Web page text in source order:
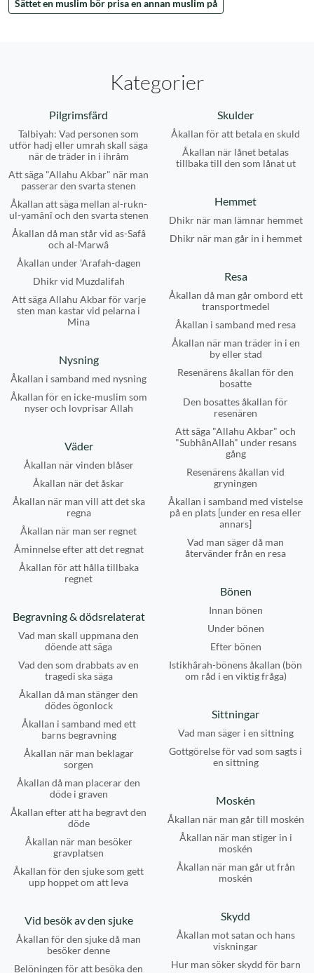
Sättet en muslim bör prisa en annan muslim på
Kategorier
Pilgrimsfärd
Talbiyah: Vad personen som
utför hadj eller umrah skall säga
när de träder in i ihrâm
Att säga "Allahu Akbar" när man
passerar den svarta stenen
Åkallan att säga mellan al-rukn-
ul-yamânî och den svarta stenen
Åkallan då man står vid as-Safâ
och al-Marwâ
Åkallan under 'Arafah-dagen
Dhikr vid Muzdalifah
Att säga Allahu Akbar för varje
sten man kastar vid pelarna i
Mina
Skulder
Åkallan för att betala en skuld
Åkallan när lånet betalas
tillbaka till den som lånat ut
Hemmet
Dhikr när man lämnar hemmet
Dhikr när man går in i hemmet
Resa
Åkallan då man går ombord ett
transportmedel
Åkallan i samband med resa
Åkallan när man träder in i en
by eller stad
Resenärens åkallan för den
bosatte
Den bosattes åkallan för
resenären
Att säga "Allahu Akbar" och
"SubhânAllah" under resans
gång
Resenärens åkallan vid
gryningen
Åkallan i samband med vistelse
på en plats [under en resa eller
annars]
Vad man säger då man
återvänder från en resa
Nysning
Åkallan i samband med nysning
Åkallan för en icke-muslim som
nyser och lovprisar Allah
Väder
Åkallan när vinden blåser
Åkallan när det åskar
Åkallan när man vill att det ska
regna
Åkallan när man ser regnet
Åminnelse efter att det regnat
Åkallan för att hålla tillbaka
regnet
Bönen
Innan bönen
Under bönen
Efter bönen
Istikhârah-bönens åkallan (bön
om råd i en viktig fråga)
Begravning & dödsrelaterat
Vad man skall uppmana den
döende att säga
Vad den som drabbats av en
tragedi ska säga
Åkallan då man stänger den
dödes ögonlock
Åkallan i samband med ett
barns begravning
Åkallan när man beklagar
sorgen
Åkallan då man placerar den
döde i graven
Åkallan efter att ha begravt den
döde
Åkallan när man besöker
gravplatsen
Åkallan för den sjuke som gett
upp hoppet om att leva
Sittningar
Vad man säger i en sittning
Gottgörelse för vad som sagts i
en sittning
Moskén
Åkallan när man går till moskén
Åkallan när man stiger in i
moskén
Åkallan när man går ut från
moskén
Skydd
Åkallan mot satan och hans
viskningar
Hur man söker skydd för barn
Vid besök av den sjuke
Åkallan för den sjuke då man
besöker denne
Belöningen för att besöka den